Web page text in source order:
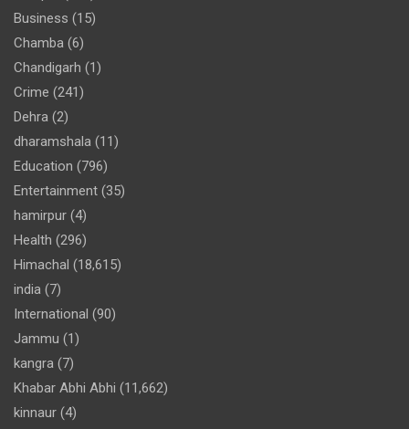
Business (15)
Chamba (6)
Chandigarh (1)
Crime (241)
Dehra (2)
dharamshala (11)
Education (796)
Entertainment (35)
hamirpur (4)
Health (296)
Himachal (18,615)
india (7)
International (90)
Jammu (1)
kangra (7)
Khabar Abhi Abhi (11,662)
kinnaur (4)